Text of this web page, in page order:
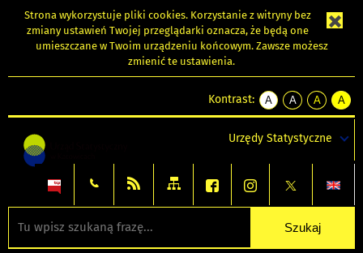
Strona wykorzystuje pliki cookies. Korzystanie z witryny bez
zmiany ustawień Twojej przeglądarki oznacza, że będą one
umieszczane w Twoim urządzeniu końcowym. Zawsze możesz
zmienić te ustawienia.
Kontrast:
A
kontrast
A
kontrast
tekst
czarnym
A
kontrast
tekst
czarnym
A
tekst
żółtym
Urzędy Statystyczne